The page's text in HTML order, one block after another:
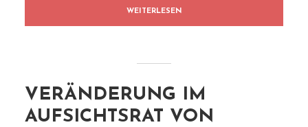
WEITERLESEN
VERÄNDERUNG IM
AUFSICHTSRAT VON